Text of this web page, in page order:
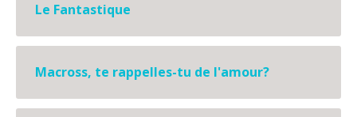
Le Fantastique
Macross, te rappelles-tu de l'amour?